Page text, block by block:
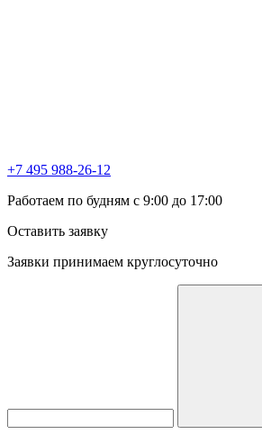
+7 495 988-26-12
Работаем по будням с 9:00 до 17:00
Оставить заявку
Заявки принимаем круглосуточно